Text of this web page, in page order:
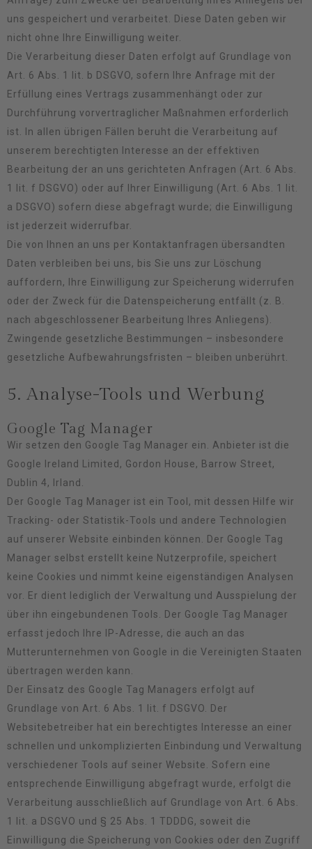
uns gespeichert und verarbeitet. Diese Daten geben wir
nicht ohne Ihre Einwilligung weiter.
Die Verarbeitung dieser Daten erfolgt auf Grundlage von
Art. 6 Abs. 1 lit. b DSGVO, sofern Ihre Anfrage mit der
Erfüllung eines Vertrags zusammenhängt oder zur
Durchführung vorvertraglicher Maßnahmen erforderlich
ist. In allen übrigen Fällen beruht die Verarbeitung auf
unserem berechtigten Interesse an der effektiven
Bearbeitung der an uns gerichteten Anfragen (Art. 6 Abs.
1 lit. f DSGVO) oder auf Ihrer Einwilligung (Art. 6 Abs. 1 lit.
a DSGVO) sofern diese abgefragt wurde; die Einwilligung
ist jederzeit widerrufbar.
Die von Ihnen an uns per Kontaktanfragen übersandten
Daten verbleiben bei uns, bis Sie uns zur Löschung
auffordern, Ihre Einwilligung zur Speicherung widerrufen
oder der Zweck für die Datenspeicherung entfällt (z. B.
nach abgeschlossener Bearbeitung Ihres Anliegens).
Zwingende gesetzliche Bestimmungen – insbesondere
gesetzliche Aufbewahrungsfristen – bleiben unberührt.
5. Analyse-Tools und Werbung
Google Tag Manager
Wir setzen den Google Tag Manager ein. Anbieter ist die
Google Ireland Limited, Gordon House, Barrow Street,
Dublin 4, Irland.
Der Google Tag Manager ist ein Tool, mit dessen Hilfe wir
Tracking- oder Statistik-Tools und andere Technologien
auf unserer Website einbinden können. Der Google Tag
Manager selbst erstellt keine Nutzerprofile, speichert
keine Cookies und nimmt keine eigenständigen Analysen
vor. Er dient lediglich der Verwaltung und Ausspielung der
über ihn eingebundenen Tools. Der Google Tag Manager
erfasst jedoch Ihre IP-Adresse, die auch an das
Mutterunternehmen von Google in die Vereinigten Staaten
übertragen werden kann.
Der Einsatz des Google Tag Managers erfolgt auf
Grundlage von Art. 6 Abs. 1 lit. f DSGVO. Der
Websitebetreiber hat ein berechtigtes Interesse an einer
schnellen und unkomplizierten Einbindung und Verwaltung
verschiedener Tools auf seiner Website. Sofern eine
entsprechende Einwilligung abgefragt wurde, erfolgt die
Verarbeitung ausschließlich auf Grundlage von Art. 6 Abs.
1 lit. a DSGVO und § 25 Abs. 1 TDDDG, soweit die
Einwilligung die Speicherung von Cookies oder den Zugriff